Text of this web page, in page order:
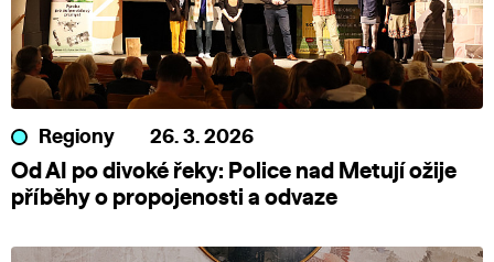
Regiony 26. 3. 2026
Od AI po divoké řeky: Police nad Metují ožije
příběhy o propojenosti a odvaze